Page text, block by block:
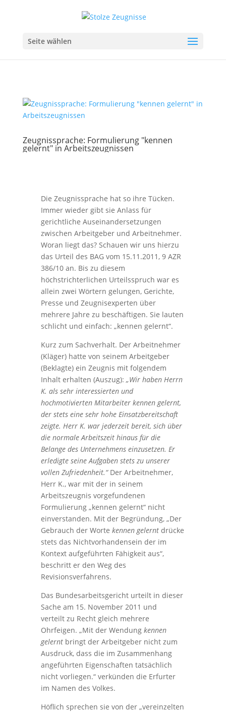
Seite wählen
Zeugnissprache: Formulierung "kennen
gelernt" in Arbeitszeugnissen
Die Zeugnissprache hat so ihre Tücken.
Immer wieder gibt sie Anlass für
gerichtliche Auseinandersetzungen
zwischen Arbeitgeber und Arbeitnehmer.
Woran liegt das? Schauen wir uns hierzu
das Urteil des BAG vom 15.11.2011, 9 AZR
386/10 an. Bis zu diesem
höchstrichterlichen Urteilsspruch war es
allein zwei Wörtern gelungen, Gerichte,
Presse und Zeugnisexperten über
mehrere Jahre zu beschäftigen. Sie lauten
schlicht und einfach: „kennen gelernt“.
Kurz zum Sachverhalt. Der Arbeitnehmer
(Kläger) hatte von seinem Arbeitgeber
(Beklagte) ein Zeugnis mit folgendem
Inhalt erhalten (Auszug): „Wir haben Herrn
K. als sehr interessierten und
hochmotivierten Mitarbeiter kennen gelernt,
der stets eine sehr hohe Einsatzbereitschaft
zeigte. Herr K. war jederzeit bereit, sich über
die normale Arbeitszeit hinaus für die
Belange des Unternehmens einzusetzen. Er
erledigte seine Aufgaben stets zu unserer
vollen Zufriedenheit.“ Der Arbeitnehmer,
Herr K., war mit der in seinem
Arbeitszeugnis vorgefundenen
Formulierung „kennen gelernt“ nicht
einverstanden. Mit der Begründung, „Der
Gebrauch der Worte kennen gelerntdrücke
stets das Nichtvorhandensein der im
Kontext aufgeführten Fähigkeit aus“,
beschritt er den Weg des
Revisionsverfahrens.
Das Bundesarbeitsgericht urteilt in dieser
Sache am 15. November 2011 und
verteilt zu Recht gleich mehrere
Ohrfeigen. „Mit der Wendung kennen
gelerntbringt der Arbeitgeber nicht zum
Ausdruck, dass die im Zusammenhang
angeführten Eigenschaften tatsächlich
nicht vorliegen.“ verkünden die Erfurter
im Namen des Volkes.
Höflich sprechen sie von der „vereinzelten